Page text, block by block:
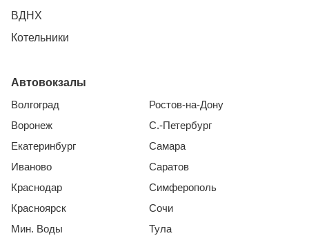
ВДНХ
Котельники
Автовокзалы
Волгоград
Воронеж
Екатеринбург
Иваново
Краснодар
Красноярск
Мин. Воды
Ростов-на-Дону
С.-Петербург
Самара
Саратов
Симферополь
Сочи
Тула